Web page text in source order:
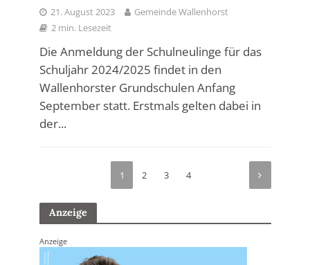
21. August 2023
Gemeinde Wallenhorst
2 min. Lesezeit
Die Anmeldung der Schulneulinge für das
Schuljahr 2024/2025 findet in den
Wallenhorster Grundschulen Anfang
September statt. Erstmals gelten dabei in
der...
1 2 3 4
Anzeige
Anzeige